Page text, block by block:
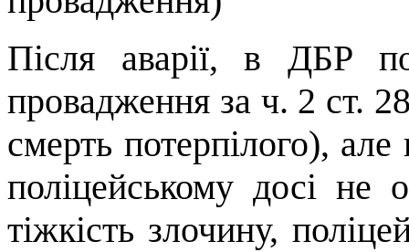
Після аварії, в ДБР
провадження за ч. 2 ст.
смерть потерпілого),
поліцейському досі не
тіжкість злочину,